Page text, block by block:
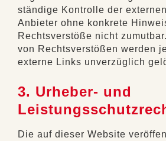
ständige Kontrolle der
Anbieter ohne konkrete
Rechtsverstöße nicht
von Rechtsverstößen werden
externe Links unverzüglich
3. Urheber- und
Die auf dieser Website